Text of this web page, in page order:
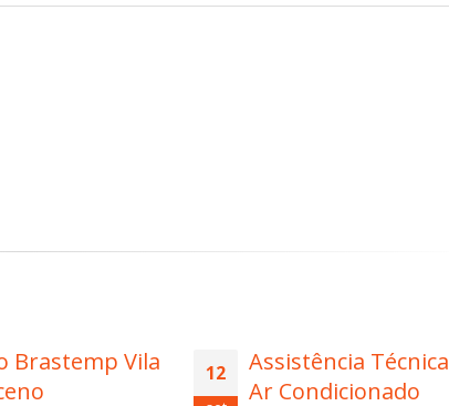
Técnica
14
Técnico Secadora de
Roupa Brastemp